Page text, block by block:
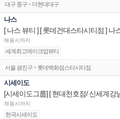
대구 중구 > 더현대대구
나스
채용시까지
세계최고메이크업뷰티
서울 광진구 > 롯데백화점스타시티점
시세이도
채용시까지
한국시세이도